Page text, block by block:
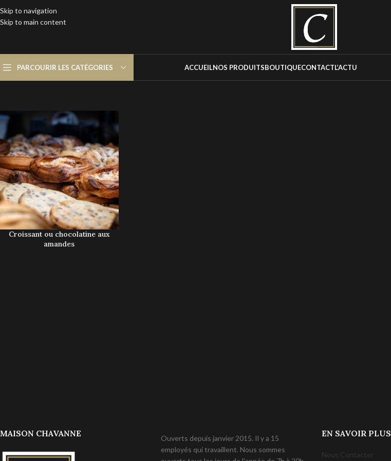
Skip to navigation
Skip to main content
PARCOURIR LES CATÉGORIES ACCUEILNOS PRODUITSBOUTIQUECONTACTL’ACTU
Croissant ou chocolatine aux
amandes
MAISON CHAVANNE
Ouverts depuis janvier 2015. Il y a 15
employés qui travaillent. Nous sommes
EN SAVOIR PLUS
Nous Contacter